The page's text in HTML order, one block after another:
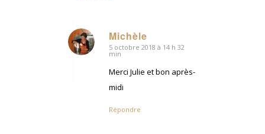
Michèle
dit
5 octobre 2018 à 14 h 32
min
Merci Julie et bon après-
midi
Répondre